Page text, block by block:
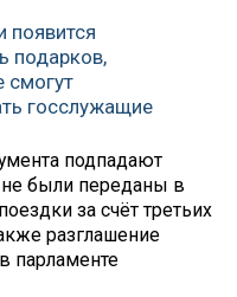
появится
подарков,
смогут
госслужащие
подпадают
не были переданы в
за счёт третьих
разглашение
парламенте